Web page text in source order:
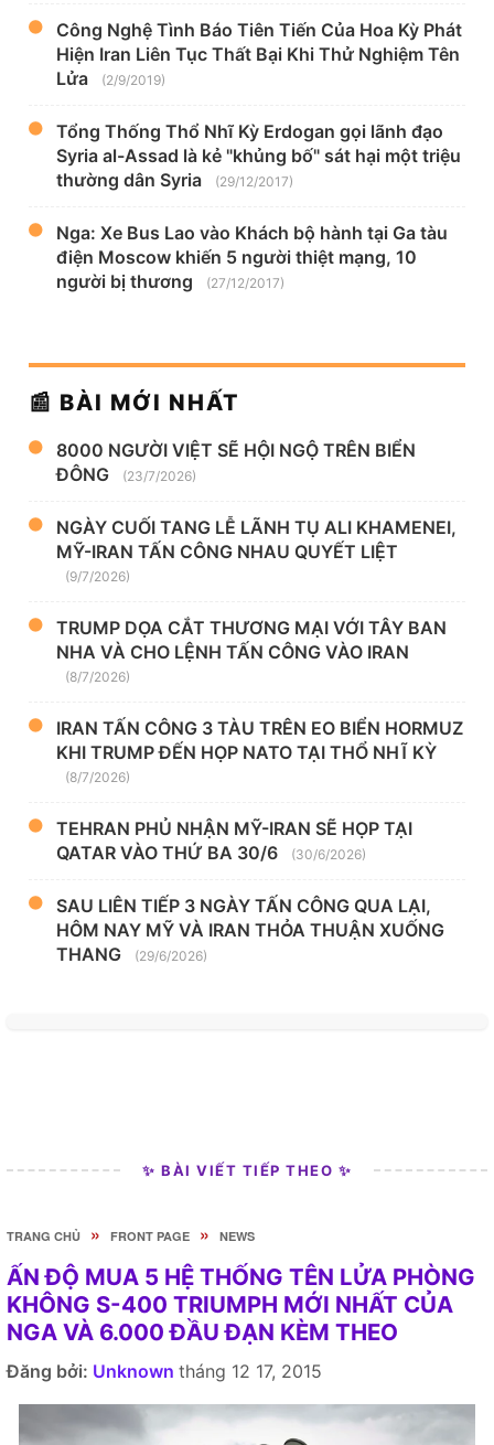
Công Nghệ Tình Báo Tiên Tiến Của Hoa Kỳ Phát
Hiện Iran Liên Tục Thất Bại Khi Thử Nghiệm Tên
Lửa
(2/9/2019)
Tổng Thống Thổ Nhĩ Kỳ Erdogan gọi lãnh đạo
Syria al-Assad là kẻ "khủng bố" sát hại một triệu
thường dân Syria
(29/12/2017)
Nga: Xe Bus Lao vào Khách bộ hành tại Ga tàu
điện Moscow khiến 5 người thiệt mạng, 10
người bị thương
(27/12/2017)
📰 BÀI MỚI NHẤT
8000 NGƯỜI VIỆT SẼ HỘI NGỘ TRÊN BIỂN
ĐÔNG
(23/7/2026)
NGÀY CUỐI TANG LỄ LÃNH TỤ ALI KHAMENEI,
MỸ-IRAN TẤN CÔNG NHAU QUYẾT LIỆT
(9/7/2026)
TRUMP DỌA CẮT THƯƠNG MẠI VỚI TÂY BAN
NHA VÀ CHO LỆNH TẤN CÔNG VÀO IRAN
(8/7/2026)
IRAN TẤN CÔNG 3 TÀU TRÊN EO BIỂN HORMUZ
KHI TRUMP ĐẾN HỌP NATO TẠI THỔ NHĨ KỲ
(8/7/2026)
TEHRAN PHỦ NHẬN MỸ-IRAN SẼ HỌP TẠI
QATAR VÀO THỨ BA 30/6
(30/6/2026)
SAU LIÊN TIẾP 3 NGÀY TẤN CÔNG QUA LẠI,
HÔM NAY MỸ VÀ IRAN THỎA THUẬN XUỐNG
THANG
(29/6/2026)
✨ BÀI VIẾT TIẾP THEO ✨
TRANG CHỦ » FRONT PAGE » NEWS
ẤN ĐỘ MUA 5 HỆ THỐNG TÊN LỬA PHÒNG
KHÔNG S-400 TRIUMPH MỚI NHẤT CỦA
NGA VÀ 6.000 ĐẦU ĐẠN KÈM THEO
Đăng bởi: Unknown tháng 12 17, 2015